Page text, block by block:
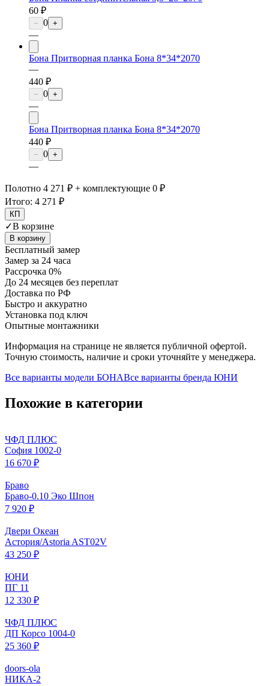
60 ₽
− 0 +
—
Бона Притворная планка Бона 8*34*2070
—
440 ₽
− 0 +
—
Бона Притворная планка Бона 8*34*2070
440 ₽
− 0 +
—
Полотно 4 271 ₽ + комплектующие 0 ₽
Итого: 4 271 ₽
КП
✓В корзине
В корзину
Бесплатный замер
Замер за 24 часа
Рассрочка 0%
До 24 месяцев без переплат
Доставка по РФ
Быстро и аккуратно
Установка под ключ
Опытные монтажники
Информация на странице не является публичной офертой.
Точную стоимость, наличие и сроки уточняйте у менеджера.
Все варианты модели БОНАВсе варианты бренда ЮНИ
Похожие в категории
ЧФД ПЛЮС
София 1002-0
16 670 ₽
Браво
Браво-0.10 Эко Шпон
7 920 ₽
Двери Океан
Астория/Astoria AST02V
43 250 ₽
ЮНИ
ПГ 11
12 330 ₽
ЧФД ПЛЮС
ДП Корсо 1004-0
25 360 ₽
doors-ola
НИКА-2